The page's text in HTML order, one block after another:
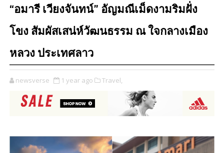
“อมารี เวียงจันทน์” อัญมณีเม็ดงามริมฝั่ง
โขง สัมผัสเสน่ห์วัฒนธรรม ณ ใจกลางเมือง
หลวง ประเทศลาว
newsverse 1 year ago Travel,